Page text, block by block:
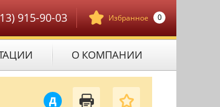
Избранное 0
915-90-03
О КОМПАНИИ
Д